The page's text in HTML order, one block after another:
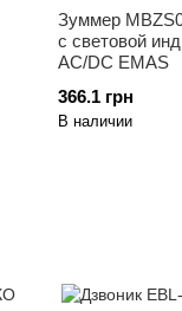
Зуммер
c световой
AC/DC EMAS
366.1 грн
В наличии